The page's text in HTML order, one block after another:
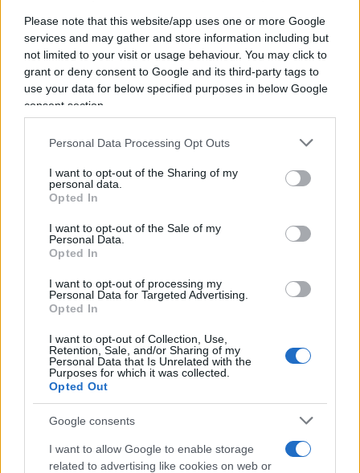
Please note that this website/app uses one or more Google
services and may gather and store information including but
not limited to your visit or usage behaviour. You may click to
grant or deny consent to Google and its third-party tags to
use your data for below specified purposes in below Google
consent section.
Personal Data Processing Opt Outs
I want to opt-out of the Sharing of my
personal data.
Opted In
I want to opt-out of the Sale of my
Personal Data.
Opted In
I want to opt-out of processing my
Personal Data for Targeted Advertising.
Opted In
I want to opt-out of Collection, Use,
Retention, Sale, and/or Sharing of my
Personal Data that Is Unrelated with the
Purposes for which it was collected.
Opted Out
Google consents
I want to allow Google to enable storage
related to advertising like cookies on web or
Mi spiacerebbe seScanzifosse considerato un
fesso, inattendibile, spregiudicato, superficiale,
Twitter), solo per aver preso una decisione a
quanto pare necessaria per un figlio unico che si
occupa amorevolmente degli anziani genitori.
Del resto è comprensibile la premura di evitare il
dolore che prendersi “un semplice raffreddore
(Scanzi dixit)” avrebbe potuto arrecare ai due
anziani e giustamente preoccupati signori. Ma ora
consigliare molte altre cose utili nell’ordine: si lavi
le mani quando va a trovare i genitori; usi la
mascherina anche ora dopo la vaccinazione;
fatica di scrivere libri inutili sui cazzari e i
chiacchieroni, Il suo esempio è sufficiente.